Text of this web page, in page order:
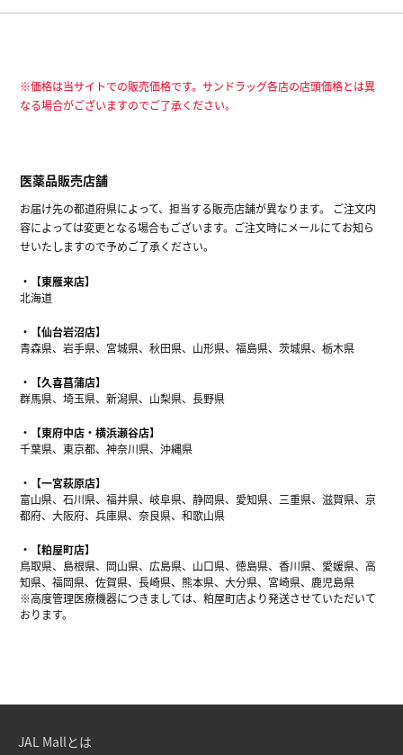
※価格は当サイトでの販売価格です。サンドラッグ各店の店頭価格とは異
なる場合がございますのでご了承ください。
医薬品販売店舗
お届け先の都道府県によって、担当する販売店舗が異なります。 ご注文内
容によっては変更となる場合もございます。ご注文時にメールにてお知ら
せいたしますので予めご了承ください。
【東雁来店】
北海道
【仙台岩沼店】
青森県、岩手県、宮城県、秋田県、山形県、福島県、茨城県、栃木県
【久喜菖蒲店】
群馬県、埼玉県、新潟県、山梨県、長野県
【東府中店・横浜瀬谷店】
千葉県、東京都、神奈川県、沖縄県
【一宮萩原店】
富山県、石川県、福井県、岐阜県、静岡県、愛知県、三重県、滋賀県、京
都府、大阪府、兵庫県、奈良県、和歌山県
【粕屋町店】
鳥取県、島根県、岡山県、広島県、山口県、徳島県、香川県、愛媛県、高
知県、福岡県、佐賀県、長崎県、熊本県、大分県、宮崎県、鹿児島県
※高度管理医療機器につきましては、粕屋町店より発送させていただいて
おります。
JAL Mallとは